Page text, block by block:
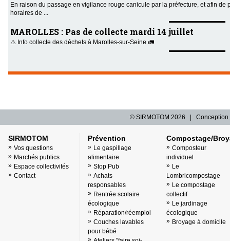
En raison du passage en vigilance rouge canicule par la préfecture, et afin
horaires de ...
MAROLLES : Pas de collecte mardi 14 juillet
⚠️ Info collecte des déchets à Marolles-sur-Seine 🚛
© SIRMOTOM 2026 | Conception
SIRMOTOM
Vos questions
Marchés publics
Espace collectivités
Contact
Prévention
Le gaspillage
alimentaire
Stop Pub
Achats
responsables
Rentrée scolaire
écologique
Réparation/réemploi
Couches lavables
pour bébé
Compostage/
Composteur
individuel
Le
Lombricompostage
Le compostage
collectif
Le jardinage
écologique
Broyage à domicile